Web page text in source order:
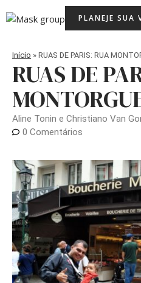
para
PLANEJE SUA
Início » RUAS DE PARIS: RUA
RUAS DE
Aline Tonin e Christiano Van
0 Comentários